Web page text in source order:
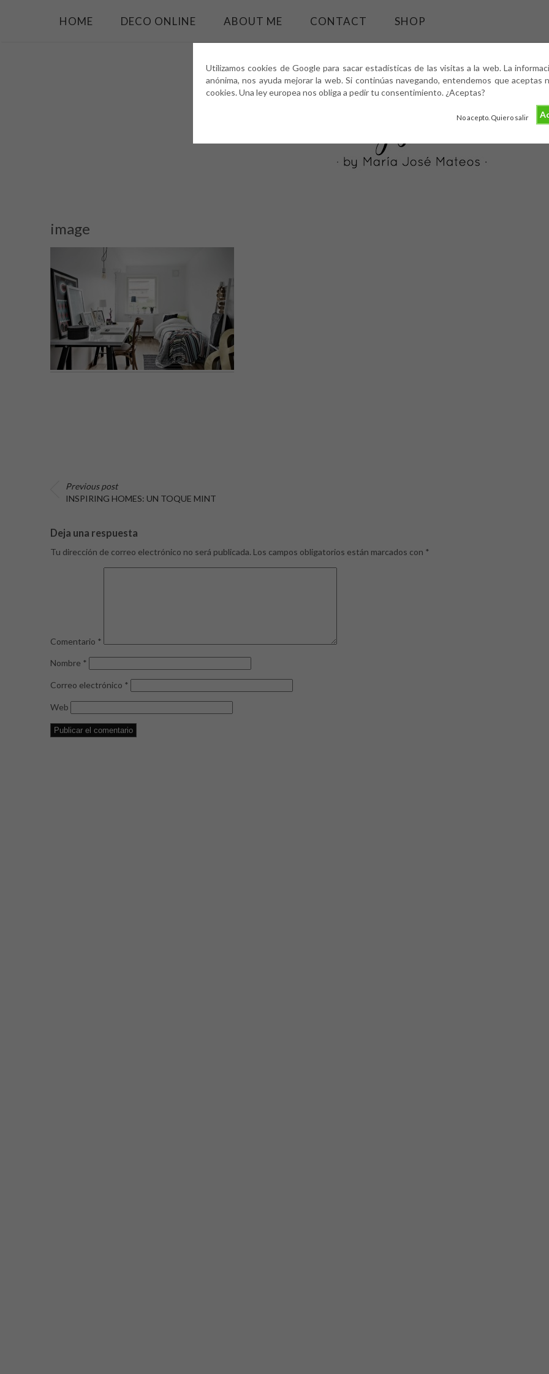
Utilizamos cookies de Google para sacar estadísticas de las visitas a la web. La
anónima, nos ayuda mejorar la web. Si continúas navegando, entendemos que aceptas
cookies. Una ley europea nos obliga a pedir tu consentimiento. ¿Aceptas?
No acepto. Quiero salir
HOME DECO ONLINE ABOUT ME CONTACT SHOP
image
Previous post
INSPIRING HOMES: UN TOQUE MINT
Deja una respuesta
Tu dirección de correo electrónico no será publicada. Los campos obligatorios están marcados con *
Comentario *
Nombre *
Correo electrónico *
Web